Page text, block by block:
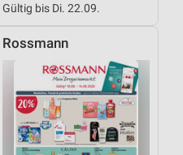
Gültig bis Di. 22.09.
Rossmann